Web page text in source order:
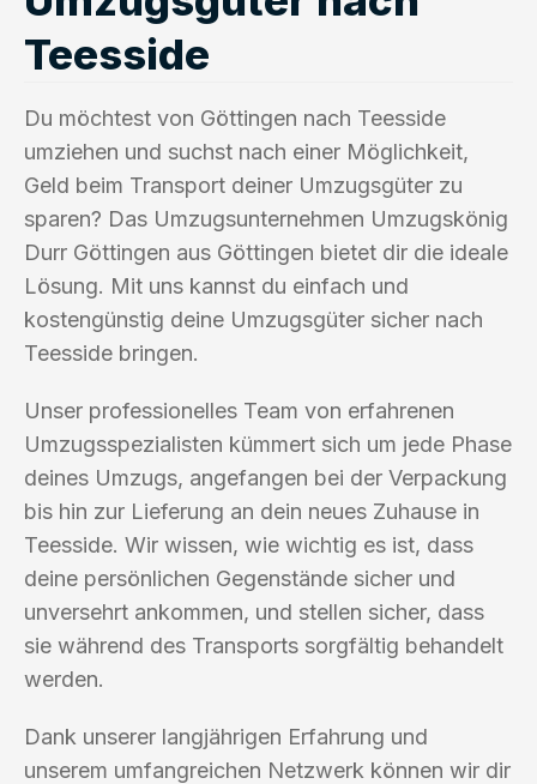
Teesside
Du möchtest von Göttingen nach Teesside
umziehen und suchst nach einer Möglichkeit,
Geld beim Transport deiner Umzugsgüter zu
sparen? Das Umzugsunternehmen Umzugskönig
Durr Göttingen aus Göttingen bietet dir die ideale
Lösung. Mit uns kannst du einfach und
kostengünstig deine Umzugsgüter sicher nach
Teesside bringen.
Unser professionelles Team von erfahrenen
Umzugsspezialisten kümmert sich um jede Phase
deines Umzugs, angefangen bei der Verpackung
bis hin zur Lieferung an dein neues Zuhause in
Teesside. Wir wissen, wie wichtig es ist, dass
deine persönlichen Gegenstände sicher und
unversehrt ankommen, und stellen sicher, dass
sie während des Transports sorgfältig behandelt
werden.
Dank unserer langjährigen Erfahrung und
unserem umfangreichen Netzwerk können wir dir